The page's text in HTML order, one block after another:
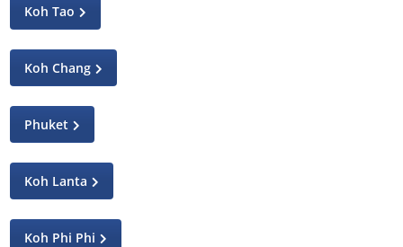
Koh Tao
Koh Chang
Phuket
Koh Lanta
Koh Phi Phi